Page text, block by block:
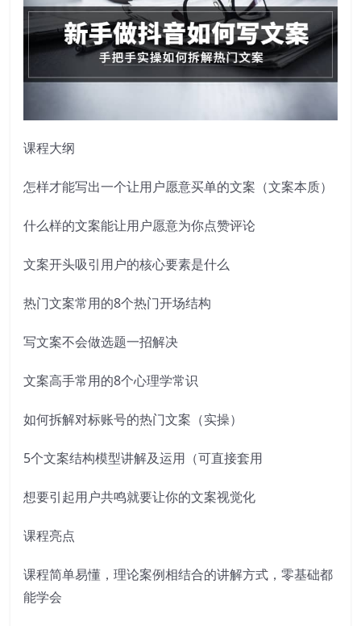
课程大纲
怎样才能写出一个让用户愿意买单的文案（文案本质）
什么样的文案能让用户愿意为你点赞评论
文案开头吸引用户的核心要素是什么
热门文案常用的8个热门开场结构
写文案不会做选题一招解决
文案高手常用的8个心理学常识
如何拆解对标账号的热门文案（实操）
5个文案结构模型讲解及运用（可直接套用
想要引起用户共鸣就要让你的文案视觉化
课程亮点
课程简单易懂，理论案例相结合的讲解方式，零基础都
能学会